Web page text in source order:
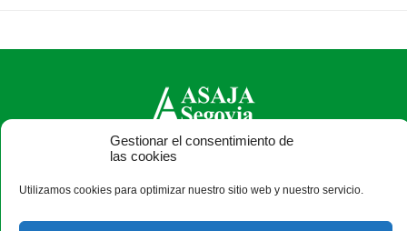
Gestionar el consentimiento de
las cookies
Utilizamos cookies para optimizar nuestro sitio web y nuestro servicio.
ASAJA Segovia - Jóvenes Agricultores
C/ Bomberos, 10 - 40003 Segovia - España · Tel.: +34 921